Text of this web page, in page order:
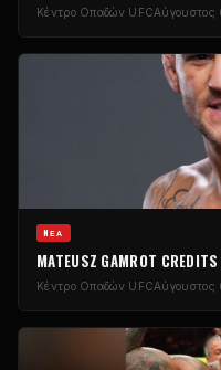
Κέντρο Οπαδών UFCΑύγουστος
NΈΑ
MATEUSZ GAMROT
Κέντρο Οπαδών UFCΑύγουστος